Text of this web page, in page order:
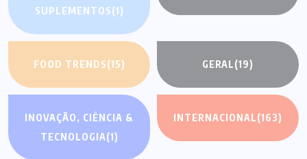
SUPLEMENTOS(1)
FOOD TRENDS(15) GERAL(19)
INOVAÇÃO, CIÊNCIA &
TECNOLOGIA(1)
INTERNACIONAL(163)